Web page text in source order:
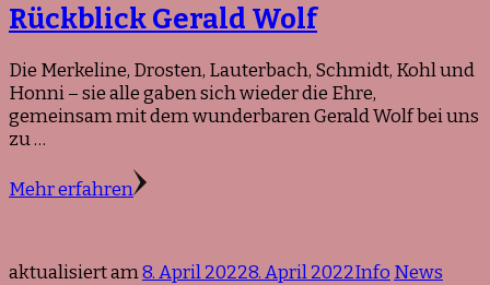
Rückblick Gerald Wolf
Die Merkeline, Drosten, Lauterbach, Schmidt, Kohl und
Honni – sie alle gaben sich wieder die Ehre,
gemeinsam mit dem wunderbaren Gerald Wolf bei uns
zu …
Mehr erfahren
aktualisiert am8. April 20228. April 2022Info News